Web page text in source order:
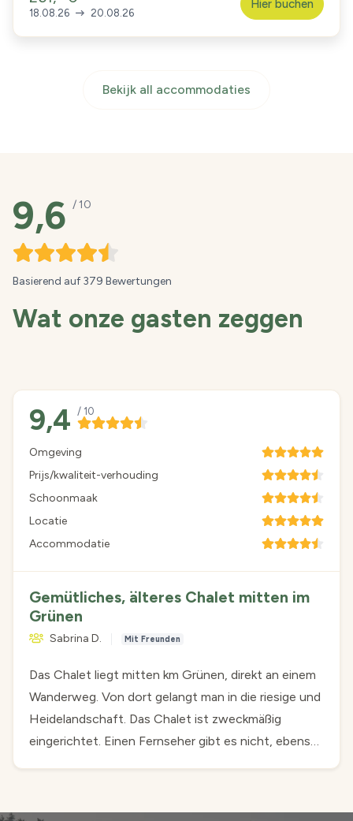
18.08.26 20.08.26
Hier buchen
Bekijk all accommodaties
9,6 / 10
Basierend auf 379 Bewertungen
Wat onze gasten zeggen
9,4 / 10
Omgeving
Prijs/kwaliteit-verhouding
Schoonmaak
Locatie
Accommodatie
Gemütliches, älteres Chalet mitten im
Grünen
Sabrina D. Mit Freunden
Das Chalet liegt mitten km Grünen, direkt an einem
Wanderweg. Von dort gelangt man in die riesige und
Heidelandschaft. Das Chalet ist zweckmäßig
eingerichtet. Einen Fernseher gibt es nicht, ebenso